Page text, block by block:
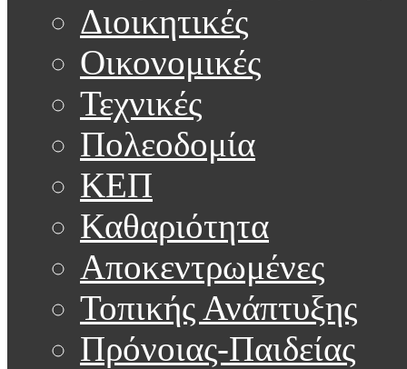
Διοικητικές
Οικονομικές
Τεχνικές
Πολεοδομία
ΚΕΠ
Καθαριότητα
Αποκεντρωμένες
Τοπικής Ανάπτυξης
Πρόνοιας-Παιδείας